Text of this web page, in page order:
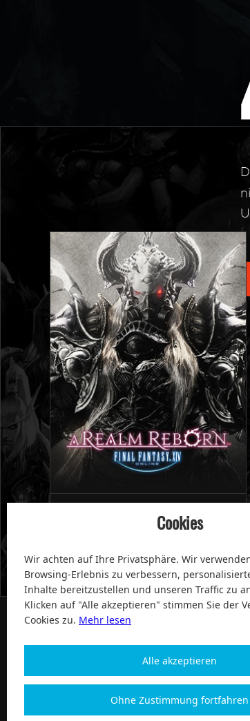
Final Fantasy XIV A Realm Reborn
Cookies
Wir achten auf Ihre Privatsphäre. Wir
Browsing-Erlebnis zu verbessern,
Inhalte bereitzustellen und unseren Traffic zu
Klicken auf "Alle akzeptieren" stimmen Sie der
Cookies zu. Mehr lesen
Alle akzeptieren
Ohne Zustimmung fortfahren
100% Zufriedenheit und After-Sale